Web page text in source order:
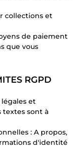
collections et
de paiement
que vous
RGPD
et
textes sont à
: A propos,
d'identité